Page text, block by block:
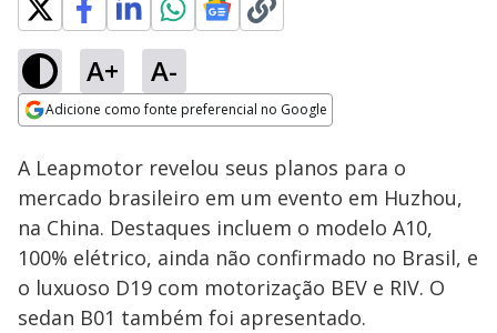
A+ A-
Adicione como fonte preferencial no Google
Ativar
Loaded
21.72%
A Leapmotor revelou seus planos para o
mercado brasileiro em um evento em Huzhou,
na China. Destaques incluem o modelo A10,
100% elétrico, ainda não confirmado no Brasil, e
o luxuoso D19 com motorização BEV e RIV. O
sedan B01 também foi apresentado.